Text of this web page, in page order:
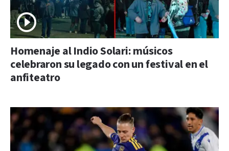
Homenaje al Indio Solari: músicos
celebraron su legado con un festival en el
anfiteatro